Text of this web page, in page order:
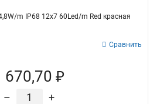
m IP68 12x7 60Led/m Red красная
Сравнить
670,70 ₽
– +